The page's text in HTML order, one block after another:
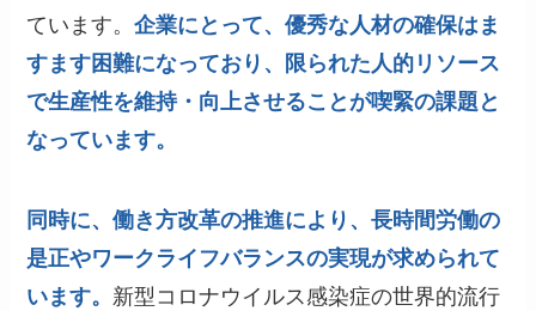
ています。企業にとって、優秀な人材の確保はま
すます困難になっており、限られた人的リソース
で生産性を維持・向上させることが喫緊の課題と
なっています。
同時に、働き方改革の推進により、長時間労働の
是正やワークライフバランスの実現が求められて
います。 新型コロナウイルス感染症の世界的流行